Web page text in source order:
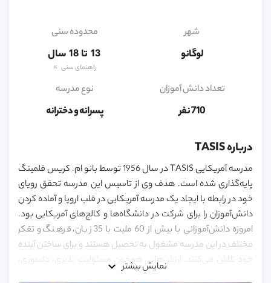
شهر
لوگانو
محدوده سنی
18
تا 18سال
راهنمای سنی
تعداد دانش آموزان
710 نفر
نوع مدرسه
پسرانه و دخترانه
درباره TASIS
مدرسه آمریکایی TASIS در سال 1956 توسط بانو ام. کریس فلمینگ
پایه‌گذاری شده است. هدف وی از تاسیس این مدرسه تحقق رویای
خود در رابطه با ایجاد یک مدرسه آمریکایی در قلب اروپا و آماده کردن
دانش‌آموزان را برای شرکت در دانشگاه‌ها و کالج‌های آمریکایی بود.
امروزه دانش‌آموزانی با بیش از 60 ملیت با 35 زبان، فرهنگ و تفکر
مختلف در این مدرسه مشغول به تحصیل هستند و برای ساختن آینده
خود تلاش می‌کنند. ارزش‌هایی همچون مسئولیت پذیری، دلسوزی،
عدالت و صداقت بر جامعه این مدرسه حاکم است.
نمایش بیشتر